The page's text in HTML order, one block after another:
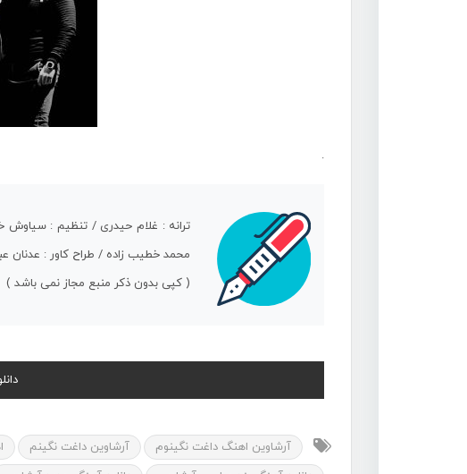
.
ترانه : غلام حیدری / تنظیم : سیاوش
محمد خطیب زاده / طراح کاور : عدنان
( کپی بدون ذکر منبع مجاز نمی باشد )
آرشاوین اهنگ داغت نگینوم آرشاوین داغت نگینم